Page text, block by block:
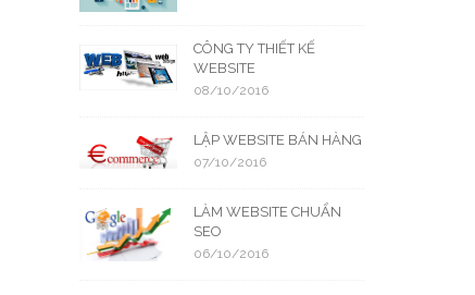
CÔNG TY THIẾT KẾ
WEBSITE
08/10/2016
LẬP WEBSITE BÁN HÀNG
07/10/2016
LÀM WEBSITE CHUẨN
SEO
06/10/2016